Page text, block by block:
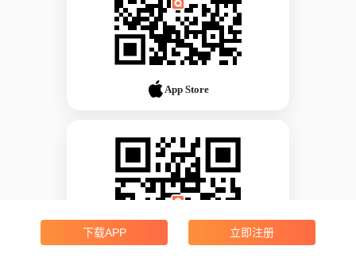
App Store
下载APP 立即注册